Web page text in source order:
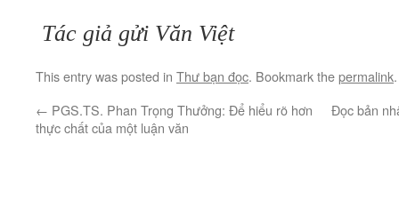
Tác giả gửi Văn Việt
This entry was posted in Thư bạn đọc. Bookmark thepermalink.
← PGS.TS. Phan Trọng Thưởng: Để hiểu rõ hơn
thực chất của một luận văn
Đọc bản